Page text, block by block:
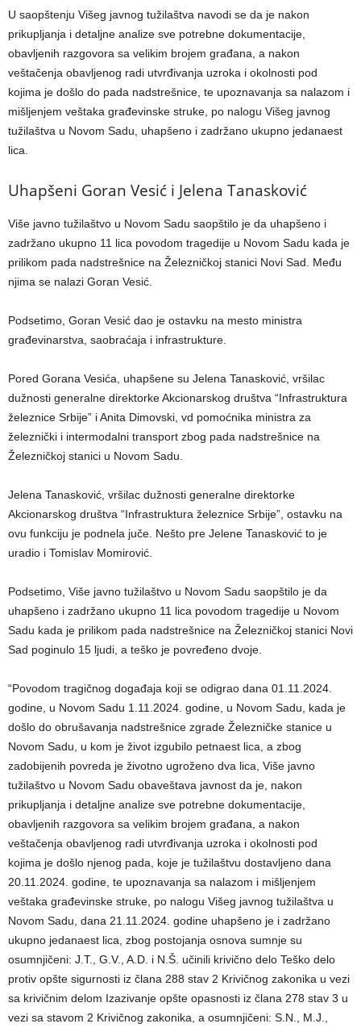
U saopštenju Višeg javnog tužilaštva navodi se da je nakon
prikupljanja i detaljne analize sve potrebne dokumentacije,
obavljenih razgovora sa velikim brojem građana, a nakon
veštačenja obavljenog radi utvrđivanja uzroka i okolnosti pod
kojima je došlo do pada nadstrešnice, te upoznavanja sa nalazom i
mišljenjem veštaka građevinske struke, po nalogu Višeg javnog
tužilaštva u Novom Sadu, uhapšeno i zadržano ukupno jedanaest
lica.
Uhapšeni Goran Vesić i Jelena Tanasković
Više javno tužilaštvo u Novom Sadu saopštilo je da uhapšeno i
zadržano ukupno 11 lica povodom tragedije u Novom Sadu kada je
prilikom pada nadstrešnice na Železničkoj stanici Novi Sad. Među
njima se nalazi Goran Vesić.
Podsetimo, Goran Vesić dao je ostavku na mesto ministra
građevinarstva, saobraćaja i infrastrukture.
Pored Gorana Vesića, uhapšene su Jelena Tanasković, vršilac
dužnosti generalne direktorke Akcionarskog društva “Infrastruktura
železnice Srbije” i Anita Dimovski, vd pomoćnika ministra za
železnički i intermodalni transport zbog pada nadstrešnice na
Železničkoj stanici u Novom Sadu.
Jelena Tanasković, vršilac dužnosti generalne direktorke
Akcionarskog društva “Infrastruktura železnice Srbije”, ostavku na
ovu funkciju je podnela juče. Nešto pre Jelene Tanasković to je
uradio i Tomislav Momirović.
Podsetimo, Više javno tužilaštvo u Novom Sadu saopštilo je da
uhapšeno i zadržano ukupno 11 lica povodom tragedije u Novom
Sadu kada je prilikom pada nadstrešnice na Železničkoj stanici Novi
Sad poginulo 15 ljudi, a teško je povređeno dvoje.
“Povodom tragičnog događaja koji se odigrao dana 01.11.2024.
godine, u Novom Sadu 1.11.2024. godine, u Novom Sadu, kada je
došlo do obrušavanja nadstrešnice zgrade Železničke stanice u
Novom Sadu, u kom je život izgubilo petnaest lica, a zbog
zadobijenih povreda je životno ugroženo dva lica, Više javno
tužilaštvo u Novom Sadu obaveštava javnost da je, nakon
prikupljanja i detaljne analize sve potrebne dokumentacije,
obavljenih razgovora sa velikim brojem građana, a nakon
veštačenja obavljenog radi utvrđivanja uzroka i okolnosti pod
kojima je došlo njenog pada, koje je tužilaštvu dostavljeno dana
20.11.2024. godine, te upoznavanja sa nalazom i mišljenjem
veštaka građevinske struke, po nalogu Višeg javnog tužilaštva u
Novom Sadu, dana 21.11.2024. godine uhapšeno je i zadržano
ukupno jedanaest lica, zbog postojanja osnova sumnje su
osumnjičeni: J.T., G.V., A.D. i N.Š. učinili krivično delo Teško delo
protiv opšte sigurnosti iz člana 288 stav 2 Krivičnog zakonika u vezi
sa krivičnim delom Izazivanje opšte opasnosti iz člana 278 stav 3 u
vezi sa stavom 2 Krivičnog zakonika, a osumnjičeni: S.N., M.J.,